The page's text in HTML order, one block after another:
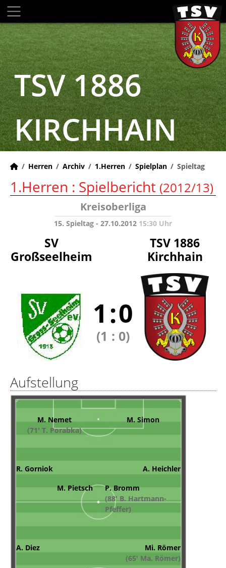
TSV 1886
KIRCHHAIN
Herren Archiv 1.Herren Spielplan Spieltag
1.Herren : Spielbericht (2012/13)
Kreisoberliga
15. Spieltag - 27.10.2012 15:30 Uhr
SV
Großseelheim
TSV 1886
Kirchhain
1 :0
(1 : 0)
Aufstellung
M. Nemet
(71' T. Porabka)
M. Simon
R. Gorniok
A. Heichler
M. Pietsch
P. Bromm
(88' B. Hartmann-
Pfeffer)
A. Diez
Mi. Römer
(65' Ma. Römer)